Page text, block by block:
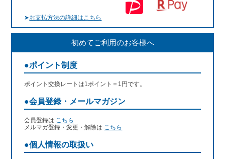
➤お支払方法の詳細はこちら
初めてご利用のお客様へ
●ポイント制度
ポイント交換レートは1ポイント＝1円です。
●会員登録・メールマガジン
会員登録は こちら
メルマガ登録・変更・解除は こちら
●個人情報の取扱い